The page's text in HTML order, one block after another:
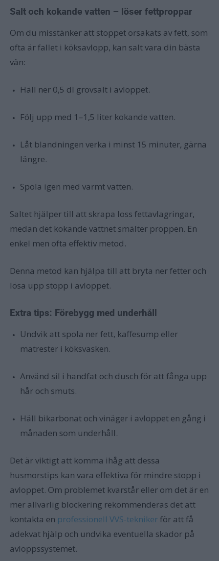
Salt och kokande vatten – löser fettproppar
Om du misstänker att stoppet orsakats av fett, som
ofta är fallet i köksavlopp, kan salt vara din bästa
vän:
Häll ner 0,5 dl grovsalt i avloppet.
Följ upp med 1–1,5 liter kokande vatten.
Låt blandningen verka i minst 15 minuter, gärna
längre.
Spola igen med varmt vatten.
Saltet hjälper till att skrapa loss fettavlagringar,
medan det kokande vattnet smälter proppen. En
enkel men ofta effektiv metod.
Denna metod kan hjälpa till att bryta ner fetter och
lösa upp stopp i avloppet.
Extra tips: Förebygg med underhåll
Undvik att spola ner fett, kaffesump eller
matrester i köksvasken.
Använd sil i handfat och dusch för att fånga upp
hår och smuts.
Häll bikarbonat och vinäger i avloppet en gång i
månaden som underhåll.
Det är viktigt att komma ihåg att dessa
husmorstips kan vara effektiva för mindre stopp i
avloppet. Om problemet kvarstår eller om det är en
mer allvarlig blockering rekommenderas det att
kontakta en professionell VVS-teknikerför att få
adekvat hjälp och undvika eventuella skador på
avloppssystemet.